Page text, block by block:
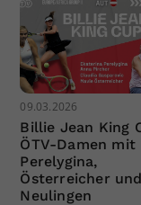
09.03.2026
Billie Jean King
ÖTV-Damen mit
Perelygina,
Österreicher
Neulingen